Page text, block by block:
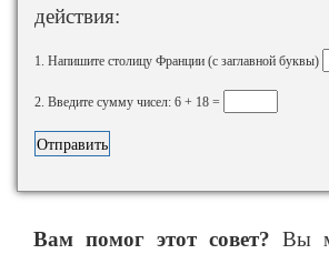
действия:
1. Напишите столицу Франции (с заглавной буквы)
2. Введите сумму чисел: 6 + 18 =
Вам помог этот совет? Вы